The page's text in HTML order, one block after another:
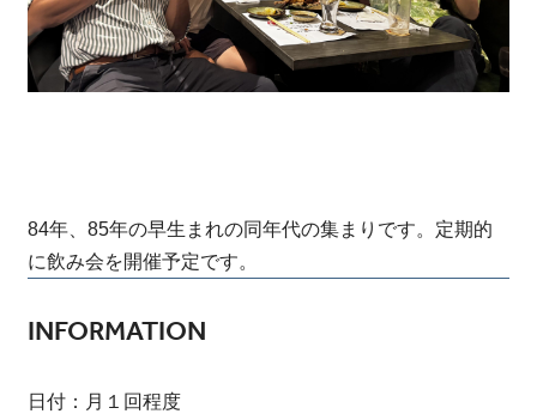
84年、85年の早生まれの同年代の集まりです。定期的
に飲み会を開催予定です。
INFORMATION
日付：月１回程度